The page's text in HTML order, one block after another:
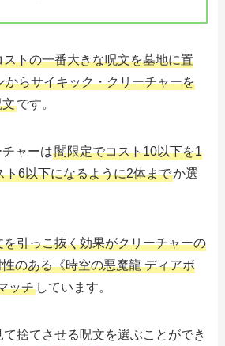
トの一番大きな呪文を墓地に置
からサイキック・クリーチャーを
文です。
ャーは闇限定でコスト10以下を1
ト6以下になるように2体までか選
引っこ抜く効果がクリーチャーの
のある《時空の悪魔龍 ディアボ
ッチ しています。
捨てさせる呪文を選ぶことができ